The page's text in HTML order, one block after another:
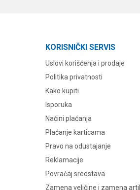
KORISNIČKI SERVIS
Uslovi korišćenja i prodaje
Politika privatnosti
Kako kupiti
Isporuka
Načini plaćanja
Plaćanje karticama
Pravo na odustajanje
Reklamacije
Povraćaj sredstava
Zamena veličine i zamena